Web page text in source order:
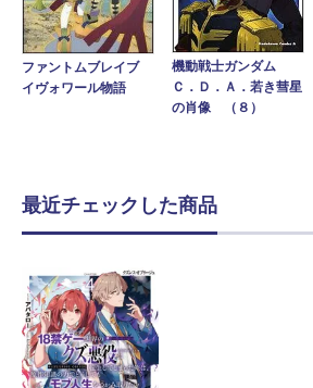
ファントムブレイブ
イヴォワール物語
機動戦士ガンダム
Ｃ．Ｄ．Ａ．若き彗星
の肖像 （８）
最近チェックした商品